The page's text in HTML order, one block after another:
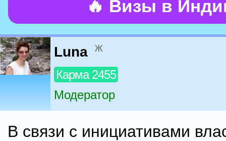
🔥 Визы в
Luna ж
Карма 2455
Модератор
В связи с инициативами